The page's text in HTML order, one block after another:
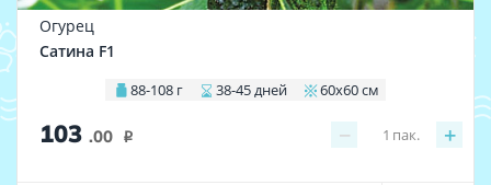
Огурец
Сатина F1
88-108 г 38-45 дней 60х60 см
103 .00 i − +
1 пак.